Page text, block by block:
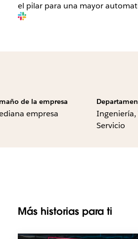
el pilar para una mayor
de la empresa
empresa
Ingeniería,
Servicio
Más historias para ti